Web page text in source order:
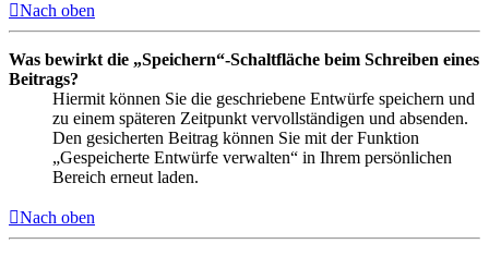
Nach oben
Was bewirkt die „Speichern“-Schaltfläche beim Schreiben eines
Beitrags?
Hiermit können Sie die geschriebene Entwürfe speichern und
zu einem späteren Zeitpunkt vervollständigen und absenden.
Den gesicherten Beitrag können Sie mit der Funktion
„Gespeicherte Entwürfe verwalten“ in Ihrem persönlichen
Bereich erneut laden.
Nach oben